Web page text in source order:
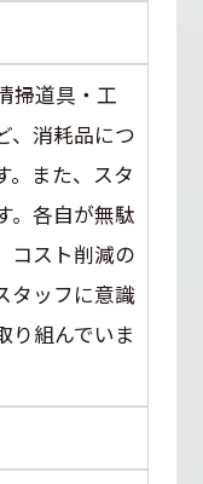
掃道具・工
、消耗品につ
。また、スタ
。各自が無駄
コスト削減の
タッフに意識
り組んでいま